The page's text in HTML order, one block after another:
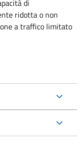
di
ridotta o non
a traffico limitato